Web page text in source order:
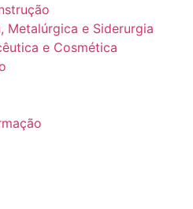
Metalúrgica e Siderurgia
e Cosmética